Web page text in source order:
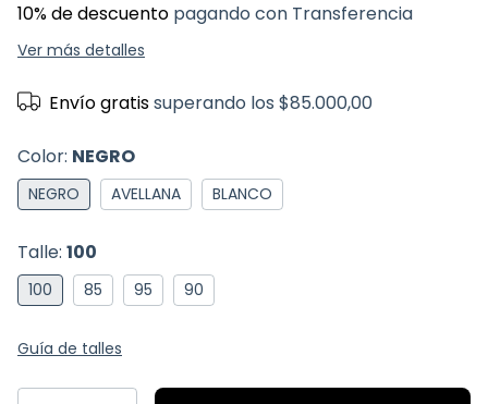
10% de descuento pagando con Transferencia
Ver más detalles
Envío gratissuperando los$85.000,00
Color: NEGRO
NEGRO AVELLANA BLANCO
Talle: 100
100 85 95 90
Guía de talles